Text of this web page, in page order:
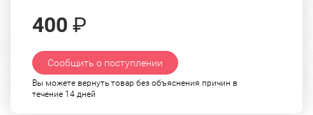
400 ₽
Сообщить о поступлении
Вы можете вернуть товар без объяснения причин в
течение 14 дней